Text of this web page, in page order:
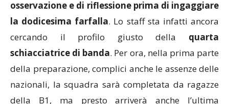
osservazione e di riflessione prima di ingaggiare
la dodicesima farfalla. Lo staff sta infatti ancora
cercando il profilo giusto della quarta
schiacciatrice di banda. Per ora, nella prima parte
della preparazione, complici anche le assenze delle
nazionali, la squadra sarà completata da ragazze
della B1, ma presto arriverà anche l’ultima